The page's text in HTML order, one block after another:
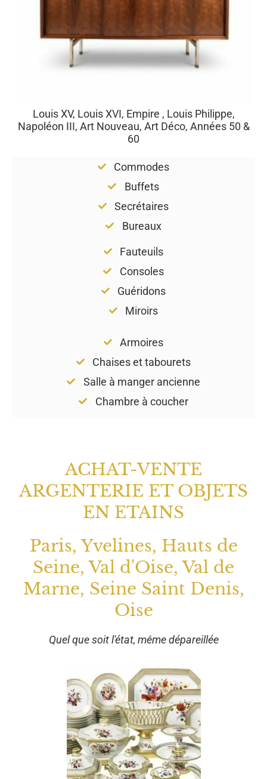
Louis XV, Louis XVI, Empire , Louis Philippe,
Napoléon III, Art Nouveau, Art Déco, Années 50 &
60
Commodes
Buffets
Secrétaires
Bureaux
Fauteuils
Consoles
Guéridons
Miroirs
Armoires
Chaises et tabourets
Salle à manger ancienne
Chambre à coucher
ACHAT-VENTE
ARGENTERIE ET OBJETS
EN ETAINS
Paris, Yvelines, Hauts de
Seine, Val d'Oise, Val de
Marne, Seine Saint Denis,
Oise
Quel que soit l'état, même dépareillée